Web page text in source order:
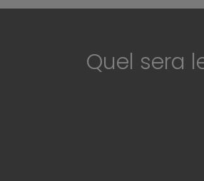
Quel sera